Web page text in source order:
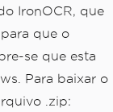
IronOCR, que
que o
se que esta
Para baixar o
.zip: